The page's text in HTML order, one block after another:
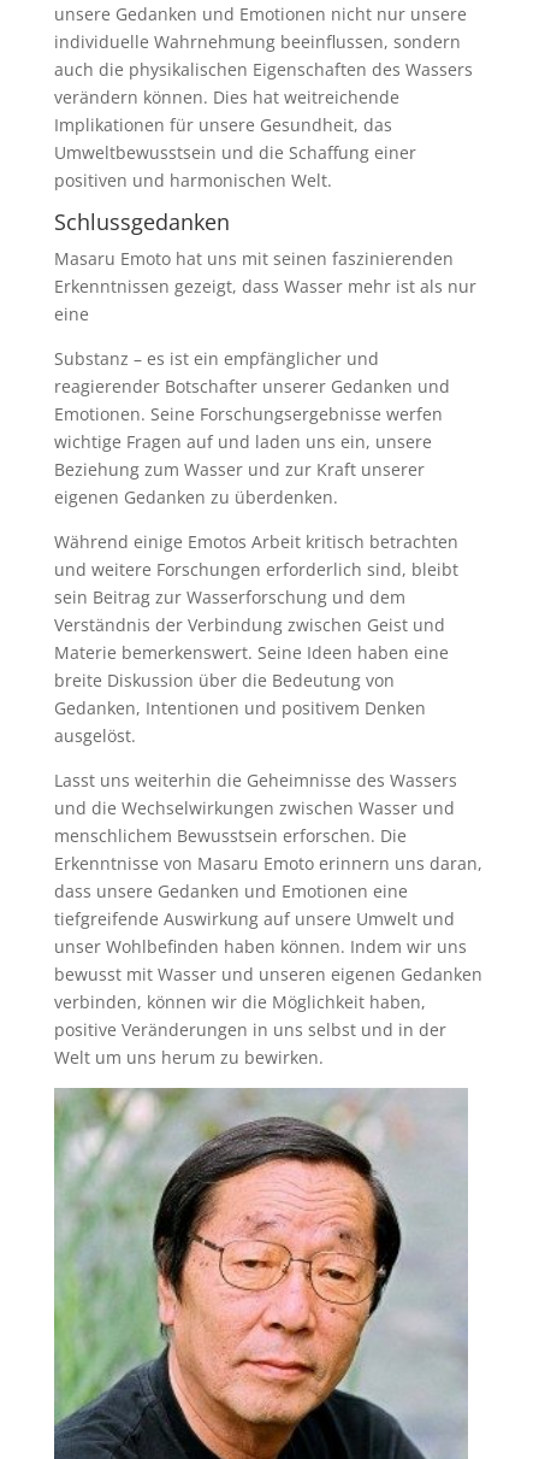
unsere Gedanken und Emotionen nicht nur unsere
individuelle Wahrnehmung beeinflussen, sondern
auch die physikalischen Eigenschaften des Wassers
verändern können. Dies hat weitreichende
Implikationen für unsere Gesundheit, das
Umweltbewusstsein und die Schaffung einer
positiven und harmonischen Welt.
Schlussgedanken
Masaru Emoto hat uns mit seinen faszinierenden
Erkenntnissen gezeigt, dass Wasser mehr ist als nur
eine
Substanz – es ist ein empfänglicher und
reagierender Botschafter unserer Gedanken und
Emotionen. Seine Forschungsergebnisse werfen
wichtige Fragen auf und laden uns ein, unsere
Beziehung zum Wasser und zur Kraft unserer
eigenen Gedanken zu überdenken.
Während einige Emotos Arbeit kritisch betrachten
und weitere Forschungen erforderlich sind, bleibt
sein Beitrag zur Wasserforschung und dem
Verständnis der Verbindung zwischen Geist und
Materie bemerkenswert. Seine Ideen haben eine
breite Diskussion über die Bedeutung von
Gedanken, Intentionen und positivem Denken
ausgelöst.
Lasst uns weiterhin die Geheimnisse des Wassers
und die Wechselwirkungen zwischen Wasser und
menschlichem Bewusstsein erforschen. Die
Erkenntnisse von Masaru Emoto erinnern uns daran,
dass unsere Gedanken und Emotionen eine
tiefgreifende Auswirkung auf unsere Umwelt und
unser Wohlbefinden haben können. Indem wir uns
bewusst mit Wasser und unseren eigenen Gedanken
verbinden, können wir die Möglichkeit haben,
positive Veränderungen in uns selbst und in der
Welt um uns herum zu bewirken.